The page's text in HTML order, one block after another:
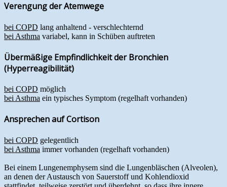
Verengung der Atemwege
bei COPD lang anhaltend - verschlechternd
bei Asthma variabel, kann in Schüben auftreten
Übermäßige Empfindlichkeit der Bronchien
(Hyperreagibilität)
bei COPD möglich
bei Asthma ein typisches Symptom (regelhaft vorhanden)
Ansprechen auf Cortison
bei COPD gelegentlich
bei Asthma immer vorhanden (regelhaft vorhanden)
Bei einem Lungenemphysem sind die Lungenbläschen (Alveolen),
an denen der Austausch von Sauerstoff und Kohlendioxid